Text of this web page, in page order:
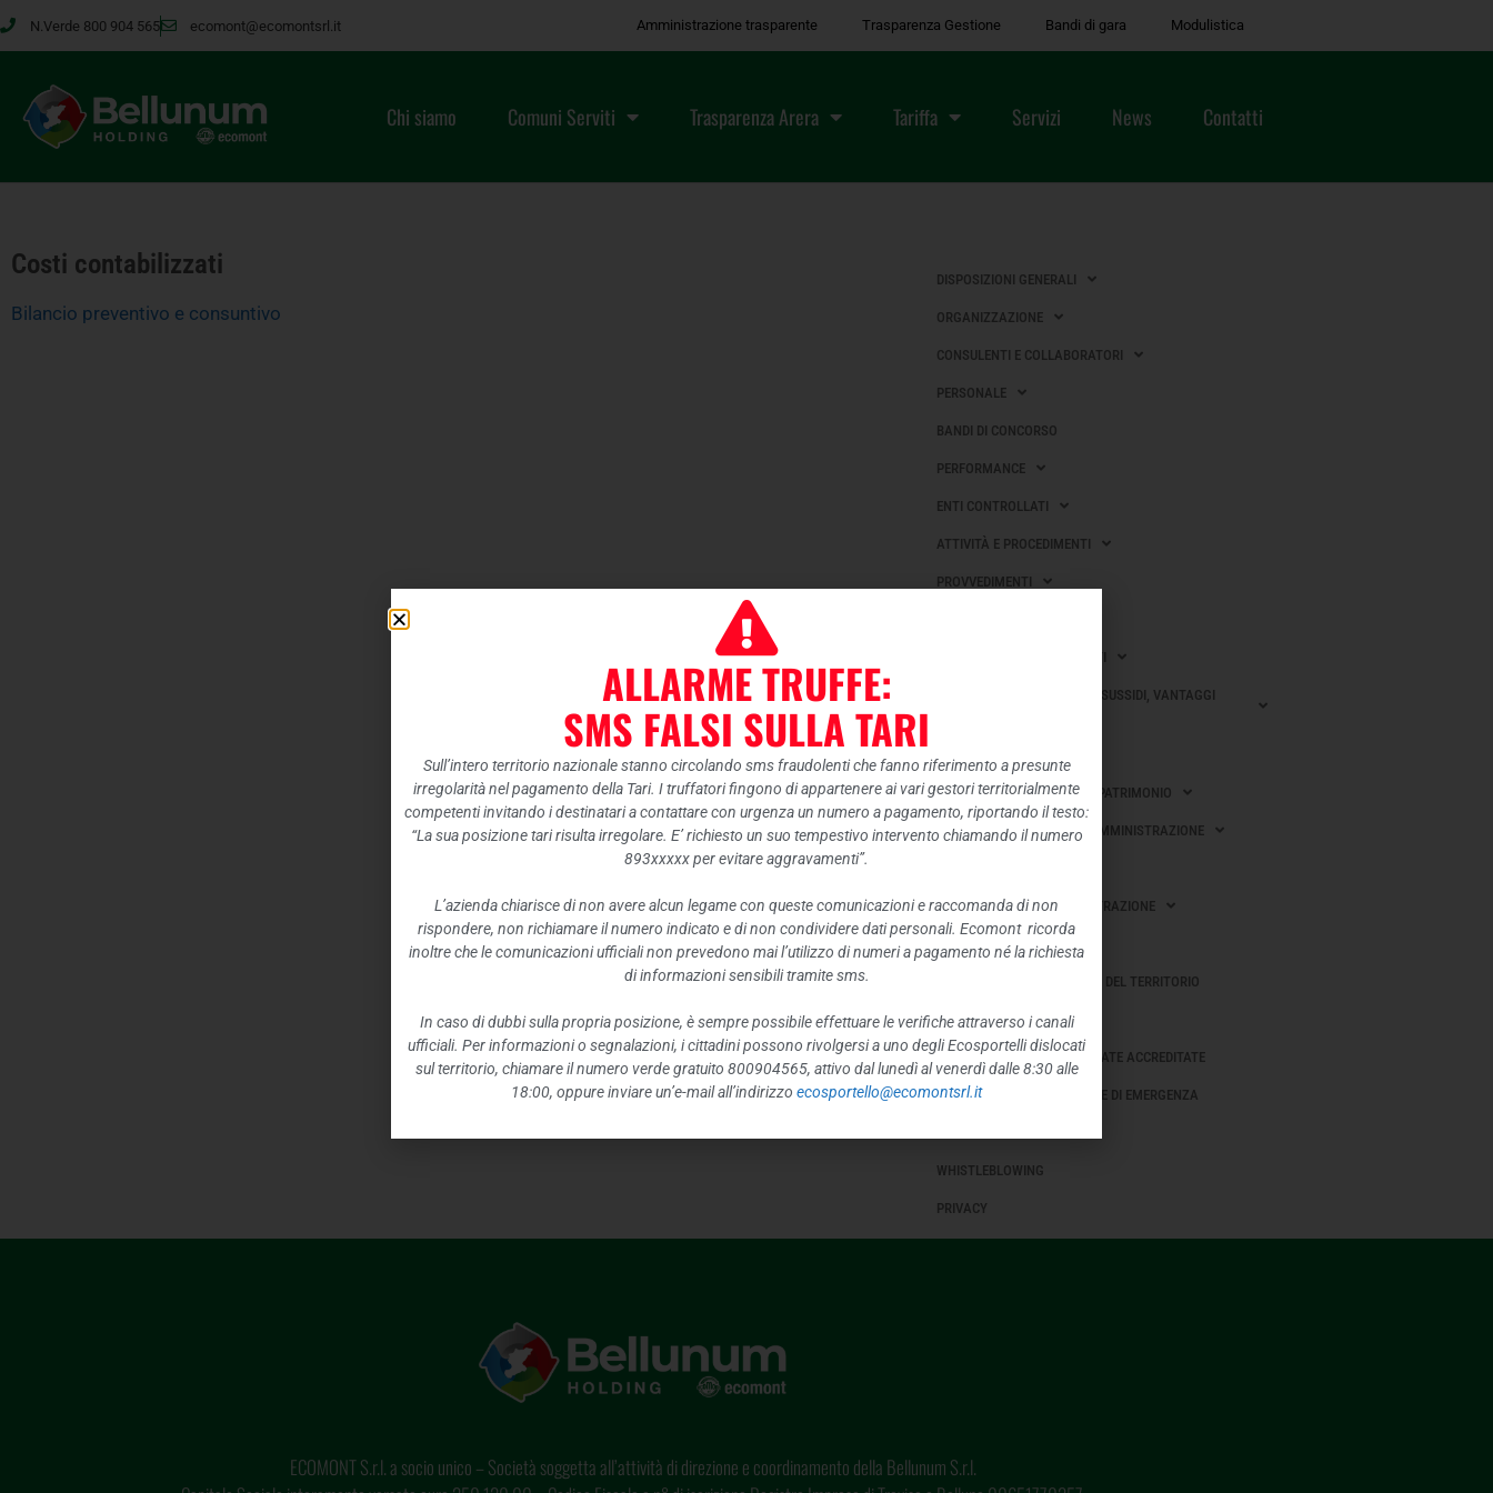
N.Verde 800 904 565 ecomont@ecomontsrl.it Amministrazione trasparente Trasparenza Gestione Bandi di gara Modulistica
Chi siamo Comuni Serviti Trasparenza Arera Tariffa Servizi News Contatti
Costi contabilizzati
Bilancio preventivo e consuntivo
DISPOSIZIONI GENERALI
ORGANIZZAZIONE
CONSULENTI E COLLABORATORI
PERSONALE
BANDI DI CONCORSO
PERFORMANCE
ENTI CONTROLLATI
ATTIVITÀ E PROCEDIMENTI
PROVVEDIMENTI
BANDI DI GARA E CONTRATTI
SOVVENZIONI, CONTRIBUTI, SUSSIDI, VANTAGGI
BENI IMMOBILI E GESTIONE PATRIMONIO
CONTROLLI E RILIEVI SULL’AMMINISTRAZIONE
PAGAMENTI DELL’AMMINISTRAZIONE
OPERE PUBBLICHE
PIANIFICAZIONE E GOVERNO DEL TERRITORIO
INFORMAZIONI AMBIENTALI
STRUTTURE SANITARIE PRIVATE ACCREDITATE
INTERVENTI STRAORDINARI E DI EMERGENZA
WHISTLEBLOWING
PRIVACY
ECOMONT S.r.l. a socio unico – Società soggetta all’attività di direzione e coordinamento della Bellunum S.r.l.
ALLARME TRUFFE:
SMS FALSI SULLA TARI
Sull’intero territorio nazionale stanno circolando sms fraudolenti che fanno riferimento a presunte
irregolarità nel pagamento della Tari. I truffatori fingono di appartenere ai vari gestori territorialmente
competenti invitando i destinatari a contattare con urgenza un numero a pagamento, riportando il testo:
“La sua posizione tari risulta irregolare. E’ richiesto un suo tempestivo intervento chiamando il numero
893xxxxx per evitare aggravamenti”.
L’azienda chiarisce di non avere alcun legame con queste comunicazioni e raccomanda di non
rispondere, non richiamare il numero indicato e di non condividere dati personali. Ecomont ricorda
inoltre che le comunicazioni ufficiali non prevedono mai l’utilizzo di numeri a pagamento né la richiesta
di informazioni sensibili tramite sms.
In caso di dubbi sulla propria posizione, è sempre possibile effettuare le verifiche attraverso i canali
ufficiali. Per informazioni o segnalazioni, i cittadini possono rivolgersi a uno degli Ecosportelli dislocati
sul territorio, chiamare il numero verde gratuito 800904565, attivo dal lunedì al venerdì dalle 8:30 alle
18:00, oppure inviare un’e-mail all’indirizzo ecosportello@ecomontsrl.it